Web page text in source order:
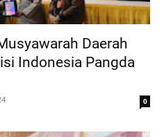
Daerah
Indonesia Pangda
0